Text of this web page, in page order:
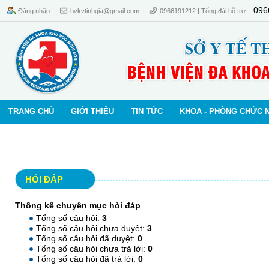
Đăng nhập bvkvtinhgia@gmail.com 0966191212 | Tổng đài hỗ trợ
TRANG CHỦ GIỚI THIỆU TIN TỨC KHOA - PHÒNG CHỨC
HỎI ĐÁP
Thống kê chuyên mục hỏi đáp
Tổng số câu hỏi: 3
Tổng số câu hỏi chưa duyệt: 3
Tổng số câu hỏi đã duyệt: 0
Tổng số câu hỏi chưa trả lời: 0
Tổng số câu hỏi đã trả lời: 0